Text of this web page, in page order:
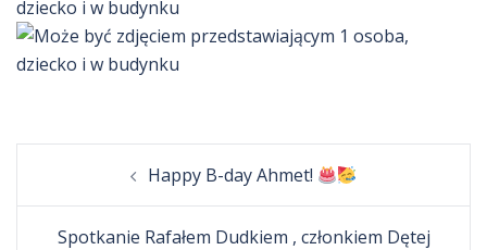
Happy B-day Ahmet!
Spotkanie Rafałem Dudkiem , członkiem Dętej